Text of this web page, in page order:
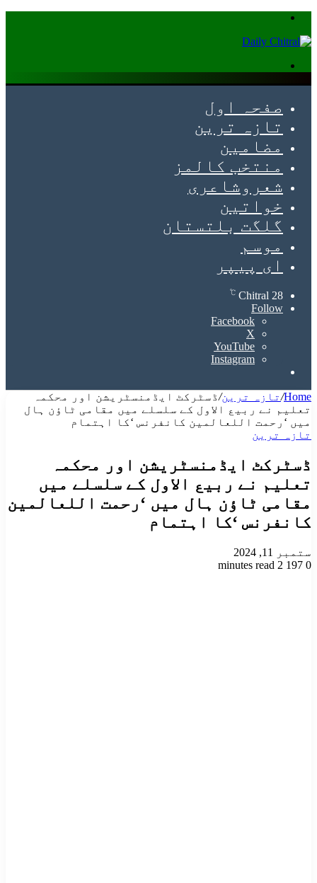
صفحہ اول
تازہ ترین
مضامین
منتخب کالمز
شعروشاعری
خواتین
گلگت بلتستان
موسم
ای پیپر
Chitral 28
℃
Follow
Facebook
X
YouTube
Instagram
Home
/تازہ ترین/ڈسٹرکٹ ایڈمنسٹریشن اور محکمہ
تعلیم نے ربیع الاول کے سلسلے میں مقامی ٹاؤن ہال
میں ‘رحمت اللعالمین کانفرنس ‘کا اہتمام
تازہ ترین
ڈسٹرکٹ ایڈمنسٹریشن اور محکمہ
تعلیم نے ربیع الاول کے سلسلے میں
مقامی ٹاؤن ہال میں ‘رحمت اللعالمین
کانفرنس ‘کا اہتمام
ستمبر 11, 2024
0
2 minutes read